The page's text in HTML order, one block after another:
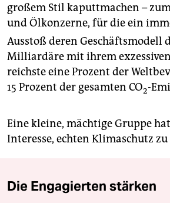
großem Stil kaputtmachen –
und Ölkonzerne, für die ein
Ausstoß deren Geschäftsmodell
Milliardäre mit ihrem exzessiven
reichste eine Prozent der
15 Prozent der gesamten CO2-
Eine kleine, mächtige Gruppe
Interesse, echten Klimaschutz
Die Engagierten stärken